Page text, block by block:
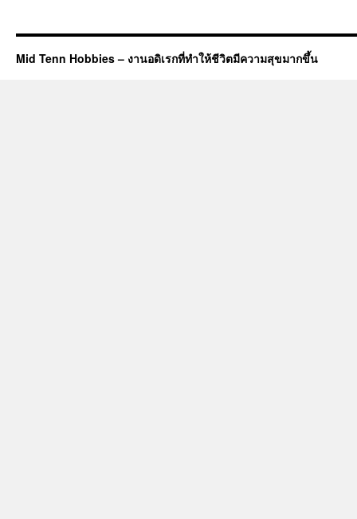
Mid Tenn Hobbies – งานอดิเรกที่ทำให้ชีวิตมีความสุขมากขึ้น